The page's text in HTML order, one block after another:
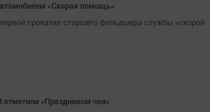
«Скорая помощь»
прокатил старшего фельдшера службы «скорой
«Праздником чая»